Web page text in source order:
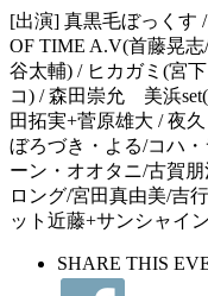
[出演] 真黒毛ぼっくす
OF TIME A.V(首藤晃
谷太輔) / ヒカガミ(宮
コ) / 森田崇允 美浜
田拓実+菅原雄大 / 夜
ぼろづき・よる/コハ
ーン・オオタニ/古賀
ロング/宮田真由美/吉
ット近藤+サンシャイ
SHARE THIS